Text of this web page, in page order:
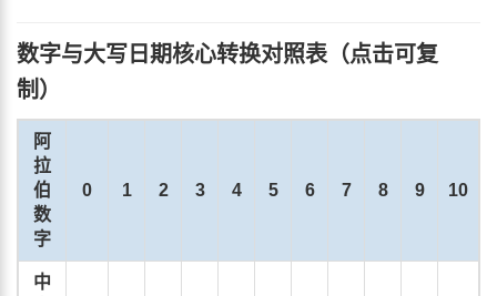
数字与大写日期核心转换对照表（点击可复
制）
阿
拉
伯
数
字
0 1 2 3 4 5 6 7 8 9 10
中